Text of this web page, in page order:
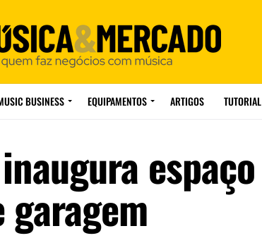
BUSINESS EQUIPAMENTOS ARTIGOS TUTORIAL
espaço
garagem